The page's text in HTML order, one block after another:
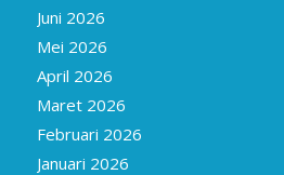
Juni 2026
Mei 2026
April 2026
Maret 2026
Februari 2026
Januari 2026